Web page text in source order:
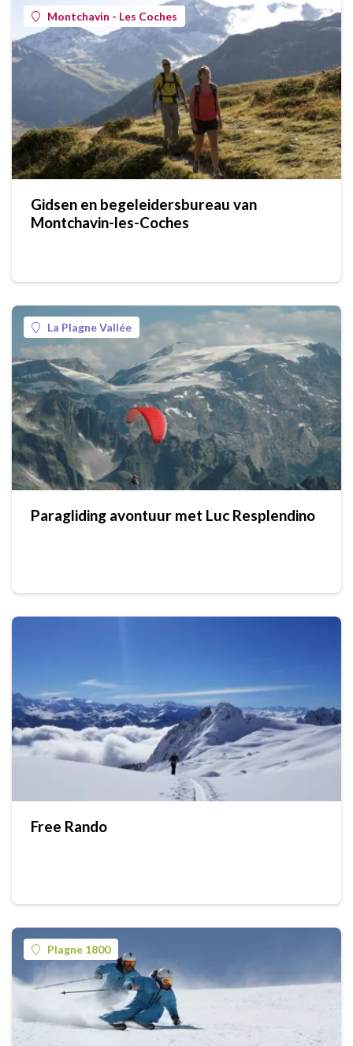
Montchavin - Les Coches
Gidsen en begeleidersbureau van
Montchavin-les-Coches
La Plagne Vallée
Paragliding avontuur met Luc Resplendino
Free Rando
Plagne 1800